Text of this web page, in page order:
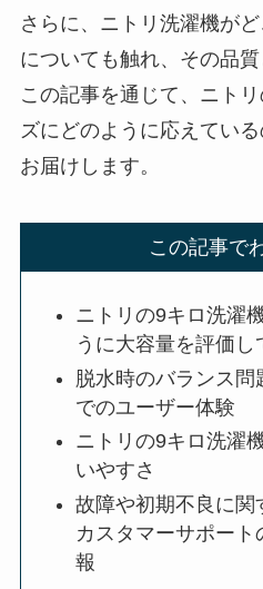
さらに、ニトリ洗濯機が
についても触れ、その品質
この記事を通じて、ニト
ズにどのように応えてい
お届けします。
この記事で
ニトリの9キロ洗濯
うに大容量を評価し
脱水時のバランス
でのユーザー体験
ニトリの9キロ洗濯
いやすさ
故障や初期不良に
カスタマーサポー
報